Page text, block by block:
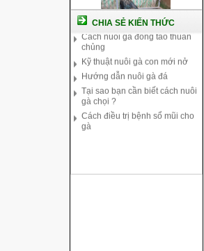
CHIA SẺ KIẾN THỨC
Cách nuôi gà đông tảo thuần
chủng
Hướng dẫn nuôi gà đá
Tại sao bạn cần biết cách nuôi
gà chọi ?
Cách điều trị bệnh sổ mũi cho
gà